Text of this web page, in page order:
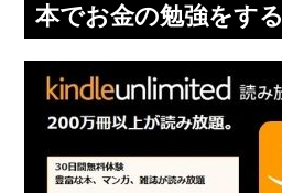
本でお金の勉強をする